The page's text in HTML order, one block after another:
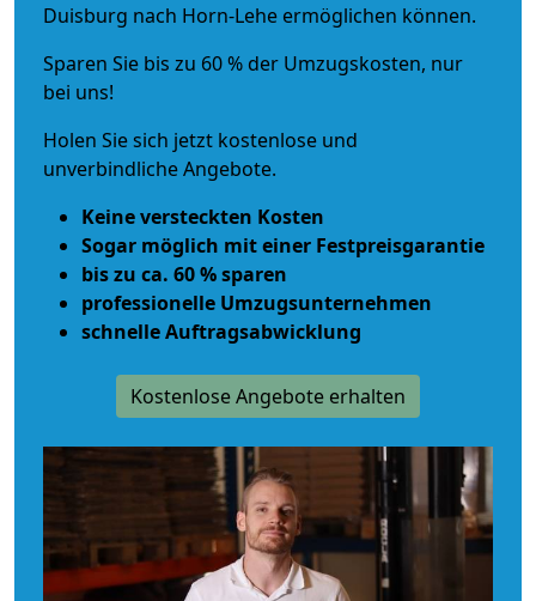
Duisburg nach Horn-Lehe ermöglichen können.
Sparen Sie bis zu 60 % der Umzugskosten, nur
bei uns!
Holen Sie sich jetzt kostenlose und
unverbindliche Angebote.
Keine versteckten Kosten
Sogar möglich mit einer Festpreisgarantie
bis zu ca. 60 % sparen
professionelle Umzugsunternehmen
schnelle Auftragsabwicklung
Kostenlose Angebote erhalten